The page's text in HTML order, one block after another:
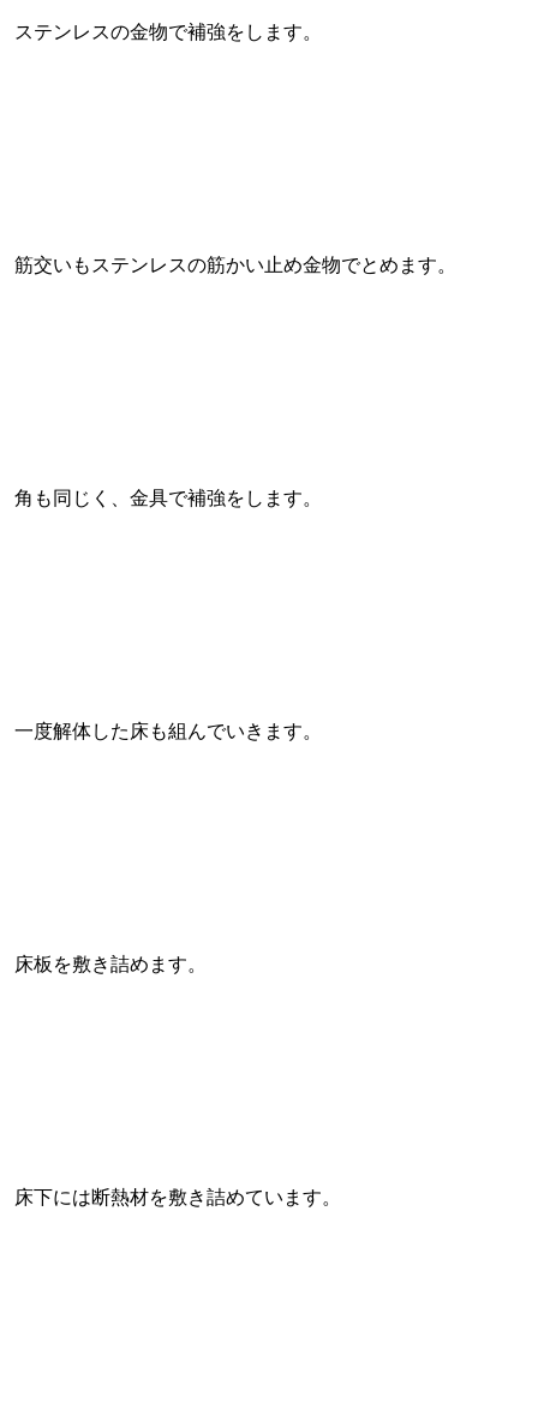
ステンレスの金物で補強をします。
筋交いもステンレスの筋かい止め金物でとめます。
角も同じく、金具で補強をします。
一度解体した床も組んでいきます。
床板を敷き詰めます。
床下には断熱材を敷き詰めています。